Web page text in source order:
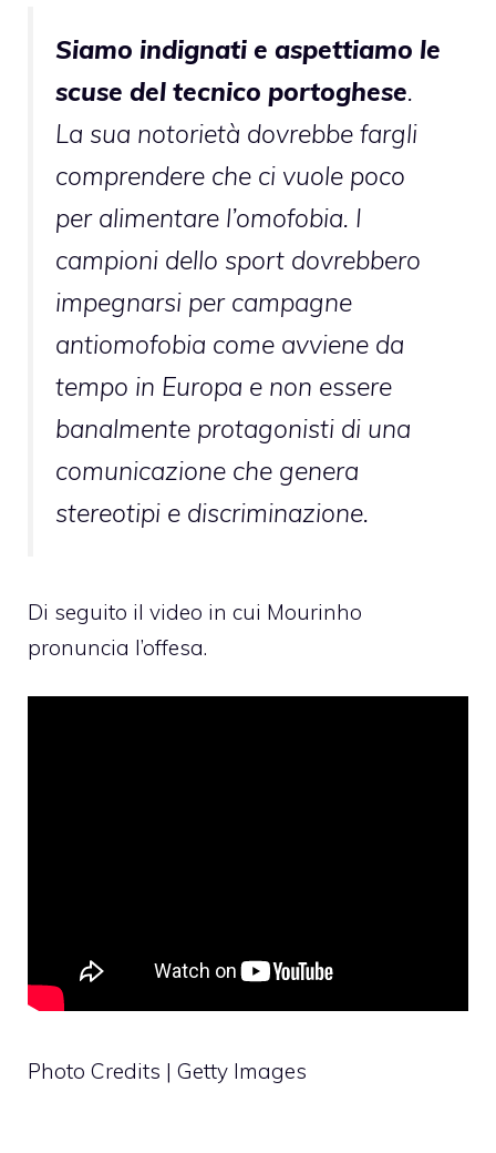
Siamo indignati e aspettiamo le
scuse del tecnico portoghese.
La sua notorietà dovrebbe fargli
comprendere che ci vuole poco
per alimentare l’omofobia. I
campioni dello sport dovrebbero
impegnarsi per campagne
antiomofobia come avviene da
tempo in Europa e non essere
banalmente protagonisti di una
comunicazione che genera
stereotipi e discriminazione.
Di seguito il video in cui Mourinho
pronuncia l’offesa.
Photo Credits | Getty Images